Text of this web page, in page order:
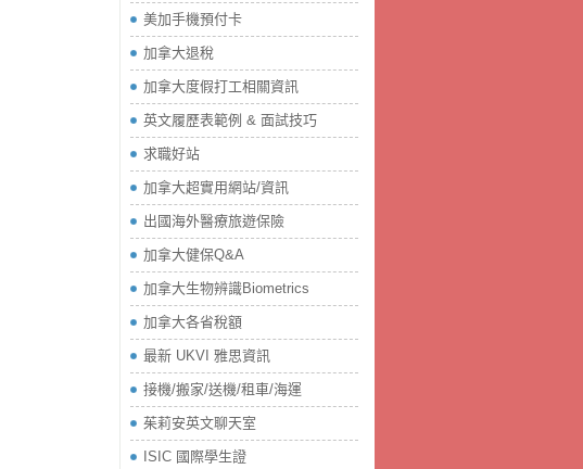
美加手機預付卡
加拿大退稅
加拿大度假打工相關資訊
英文履歷表範例 & 面試技巧
求職好站
加拿大超實用網站/資訊
出國海外醫療旅遊保險
加拿大健保Q&A
加拿大生物辨識Biometrics
加拿大各省稅額
最新 UKVI 雅思資訊
接機/搬家/送機/租車/海運
茱莉安英文聊天室
ISIC 國際學生證